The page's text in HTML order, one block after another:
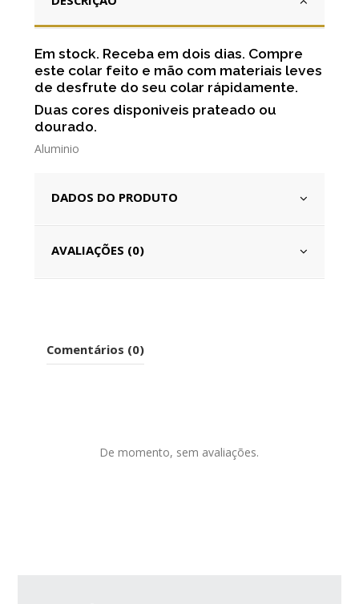
Em stock. Receba em dois dias. Compre
este colar feito e mão com materiais leves
de desfrute do seu colar rápidamente.
Duas cores disponiveis prateado ou
dourado.
Aluminio
DADOS DO PRODUTO
AVALIAÇÕES (0)
Comentários (0)
De momento, sem avaliações.